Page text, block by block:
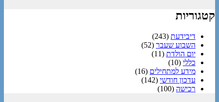
קטגוריות
דיבידעת (243)
השבוע שעבר (52)
יום הולדת (11)
כללי (10)
מידע למתחילים (16)
עדכון חודשי (142)
רכישה (100)